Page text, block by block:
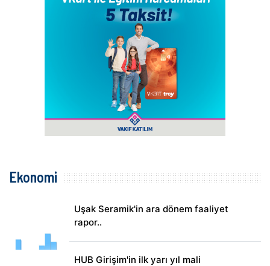
Ekonomi
Uşak Seramik'in ara dönem faaliyet
rapor..
HUB Girişim'in ilk yarı yıl mali